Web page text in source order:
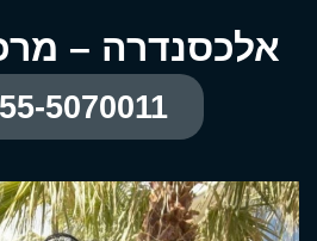
אלכסנדרה –
5070011